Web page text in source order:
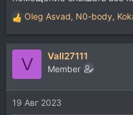
Р
е
а
и
и
:
Oleg Asvad, N0-body,
V Vall27111
Member
19 Авг 2023